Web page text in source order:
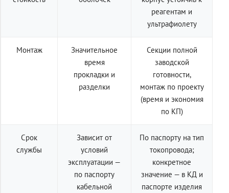
реагентам и
ультрафиолету
Монтаж
Значительное
время
прокладки и
разделки
Секции полной
заводской
готовности,
монтаж по проекту
(время и экономия
по КП)
Срок
службы
Зависит от
условий
эксплуатации —
по паспорту
кабельной
По паспорту на тип
токопровода;
конкретное
значение — в КД и
паспорте изделия